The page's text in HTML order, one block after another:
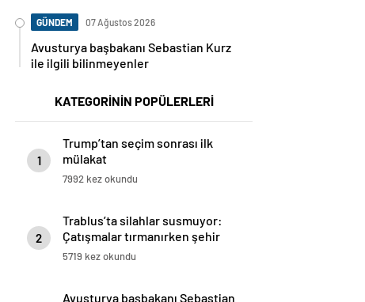
GÜNDEM 07 Ağustos 2026
Avusturya başbakanı Sebastian Kurz
ile ilgili bilinmeyenler
KATEGORİNİN POPÜLERLERİ
1
Trump’tan seçim sonrası ilk
mülakat
7992 kez okundu
2
Trablus’ta silahlar susmuyor:
Çatışmalar tırmanırken şehir
alarmda
5719 kez okundu
Avusturya başbakanı Sebastian